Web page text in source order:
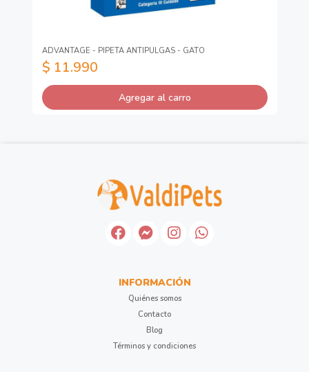
ADVANTAGE - PIPETA ANTIPULGAS - GATO
$ 11.990
Agregar al carro
INFORMACIÓN
Quiénes somos
Contacto
Blog
Términos y condiciones